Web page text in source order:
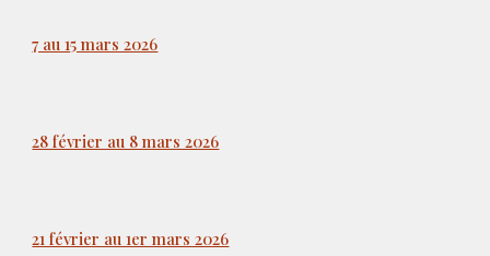
7 au 15 mars 2026
28 février au 8 mars 2026
21 février au 1er mars 2026